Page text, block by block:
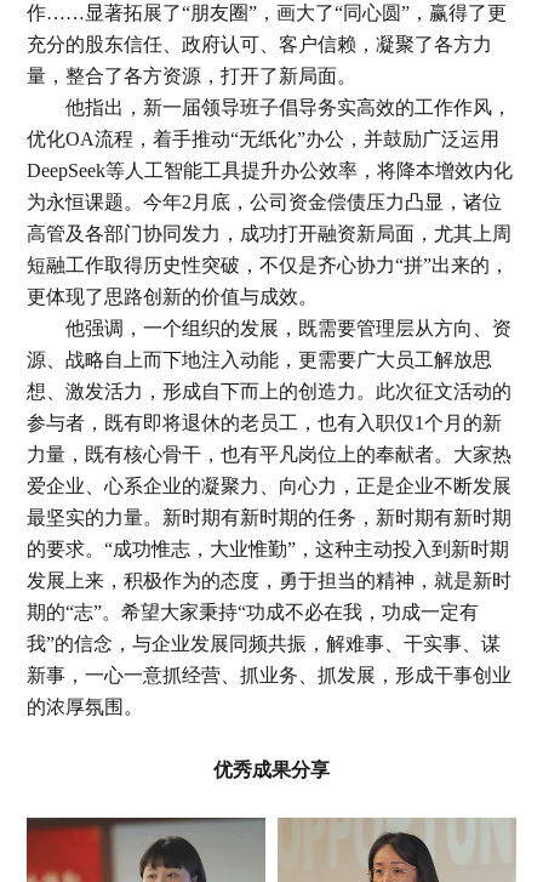
作……显著拓展了“朋友圈”，画大了“同心圆”，赢得了更
充分的股东信任、政府认可、客户信赖，凝聚了各方力
量，整合了各方资源，打开了新局面。
他指出，新一届领导班子倡导务实高效的工作作风，
优化OA流程，着手推动“无纸化”办公，并鼓励广泛运用
DeepSeek等人工智能工具提升办公效率，将降本增效内化
为永恒课题。今年2月底，公司资金偿债压力凸显，诸位
高管及各部门协同发力，成功打开融资新局面，尤其上周
短融工作取得历史性突破，不仅是齐心协力“拼”出来的，
更体现了思路创新的价值与成效。
他强调，一个组织的发展，既需要管理层从方向、资
源、战略自上而下地注入动能，更需要广大员工解放思
想、激发活力，形成自下而上的创造力。此次征文活动的
参与者，既有即将退休的老员工，也有入职仅1个月的新
力量，既有核心骨干，也有平凡岗位上的奉献者。大家热
爱企业、心系企业的凝聚力、向心力，正是企业不断发展
最坚实的力量。新时期有新时期的任务，新时期有新时期
的要求。“成功惟志，大业惟勤”，这种主动投入到新时期
发展上来，积极作为的态度，勇于担当的精神，就是新时
期的“志”。希望大家秉持“功成不必在我，功成一定有
我”的信念，与企业发展同频共振，解难事、干实事、谋
新事，一心一意抓经营、抓业务、抓发展，形成干事创业
的浓厚氛围。
优秀成果分享